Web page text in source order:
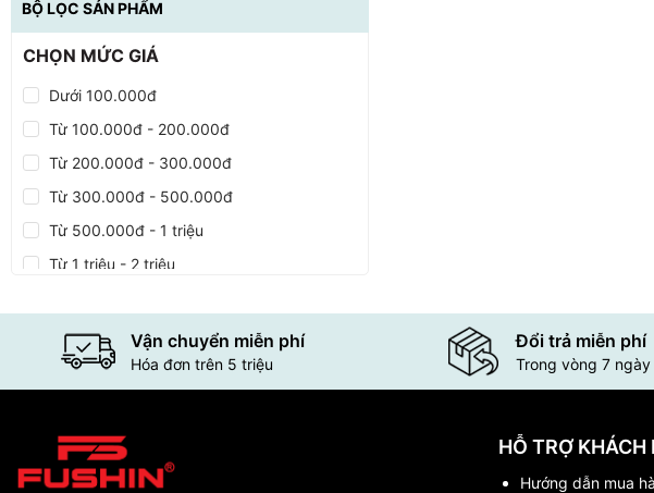
BỘ LỌC SẢN PHẨM
CHỌN MỨC GIÁ
Dưới 100.000đ
Từ 100.000đ - 200.000đ
Từ 200.000đ - 300.000đ
Từ 300.000đ - 500.000đ
Từ 500.000đ - 1 triệu
Từ 1 triệu - 2 triệu
Từ 5 triệu - 10 triệu
Trên 10 triệu
Vận chuyển miễn phí
Hóa đơn trên 5 triệu
Đổi trả miễn phí
Trong vòng 7 ngày
HỖ TRỢ KHÁCH
Hướng dẫn mua